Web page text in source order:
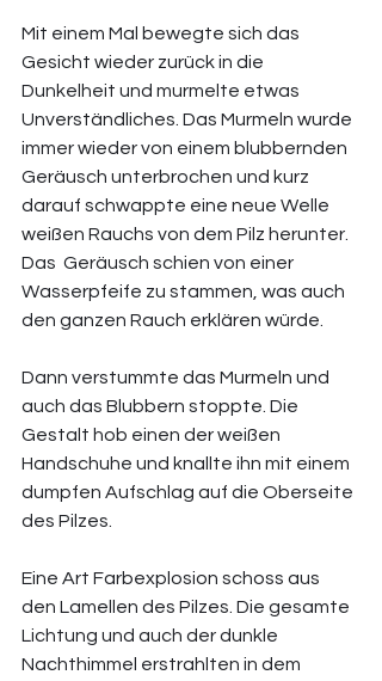
Mit einem Mal bewegte sich das
Gesicht wieder zurück in die
Dunkelheit und murmelte etwas
Unverständliches. Das Murmeln wurde
immer wieder von einem blubbernden
Geräusch unterbrochen und kurz
darauf schwappte eine neue Welle
weißen Rauchs von dem Pilz herunter.
Das  Geräusch schien von einer
Wasserpfeife zu stammen, was auch
den ganzen Rauch erklären würde.
Dann verstummte das Murmeln und
auch das Blubbern stoppte. Die
Gestalt hob einen der weißen
Handschuhe und knallte ihn mit einem
dumpfen Aufschlag auf die Oberseite
des Pilzes.
Eine Art Farbexplosion schoss aus
den Lamellen des Pilzes. Die gesamte
Lichtung und auch der dunkle
Nachthimmel erstrahlten in dem